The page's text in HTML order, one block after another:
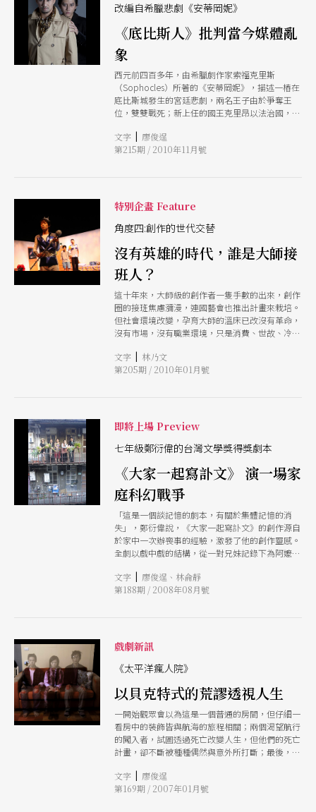
改編自希臘悲劇《安蒂岡妮》
《底比斯人》批判當今媒體亂
象
西元前四百多年，由希臘劇作家索福克里斯
（Sophocles）所著的《安蒂岡妮》，描述一樁在
底比斯城發生的宮廷悲劇，兩名王子由於爭奪王
位，雙雙戰死；新上任的國王克里昂以法治國，下
哥哥的屍體遭受侮辱，挺身反抗而遭終生監禁，卻
造成深愛安蒂岡妮的克里昂之子希門之死；而弒父
景翔的詮釋下，以黑色幽默手法，加上台灣家庭通
俗劇元素以及對現今媒體亂象的批判，運用回憶、
穿梭時空等敘事技巧，重新架構經典文本。主播和
中，為了獨家報導，竟造成一場黛安娜王妃式的人
到現在都還在我們的社會上、電視裡、彼此間不停
地瘋狂上演中。而過於依賴嗜血媒體，處於迷亂資
訊風暴中的我們，又要如何看清這場宮廷鬥爭的真
相？
文字 | 廖俊逞
第215期 / 2010年11月號
特別企畫 Feature
角度四:創作的世代交替
沒有英雄的時代，誰是大師接
班人？
這十年來，大師級的創作者一隻手數的出來，創作
圈的接班焦慮瀰漫，連國藝會也推出計畫來栽培。
但社會環境改變，孕育大師的溫床已改沒有革命，
沒有市場，沒有職業環境，只是消費、世故、冷
不可能，還要問：「接班人在哪裡？」嗎？沒有英
雄的時代，誰是大師接班人？
文字 | 林乃文
第205期 / 2010年01月號
即將上場 Preview
七年級鄭衍偉的台灣文學獎得獎劇本
《大家一起寫訃文》 演一場家
庭科幻戰爭
「這是一個談記憶的劇本，有關於集體記憶的消
失」，鄭衍偉說，《大家一起寫訃文》的創作源自
於家中一次辦喪事的經驗，激發了他的創作靈感。
全劇以戲中戲的結構，從一對兄妹記錄下為阿嬤辦
阿嬤死而復活，全家進入如「科幻片」般，潛意識
的幻想狀態。
文字 | 廖俊逞、林侖靜
第188期 / 2008年08月號
戲劇新訊
《太平洋瘋人院》
以貝克特式的荒謬透視人生
一開始觀眾會以為這是一個普通的房間，但仔細一
看房中的裝飾皆與航海的旅程相關；兩個渴望航行
的闖入者，試圖透過死亡改變人生，但他們的死亡
計畫，卻不斷被種種偶然與意外所打斷；最後，想
團新作《太平洋瘋人院》，透過有如貝克特的荒蕪
筆法，透視人不能掌握自己生命的荒謬和無奈。
文字 | 廖俊逞
第169期 / 2007年01月號